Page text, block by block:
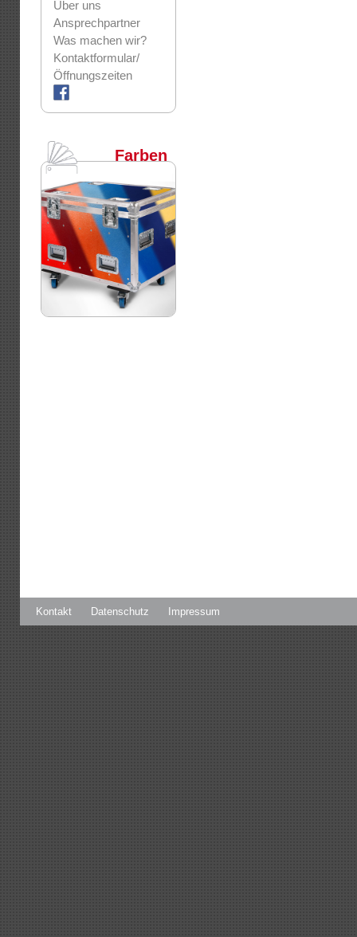
Über uns
Ansprechpartner
Was machen wir?
Kontaktformular/
Öffnungszeiten
Farben
Kontakt Datenschutz Impressum